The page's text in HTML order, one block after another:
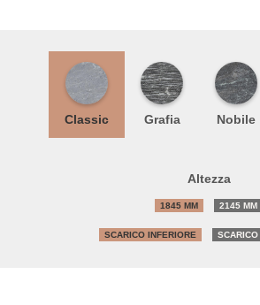
Classic Grafia Nobile
Altezza
1845 MM 2145 MM
SCARICO INFERIORE